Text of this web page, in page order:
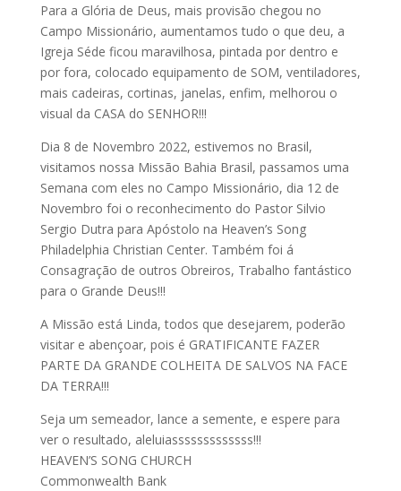
Para a Glória de Deus, mais provisão chegou no
Campo Missionário, aumentamos tudo o que deu, a
Igreja Séde ficou maravilhosa, pintada por dentro e
por fora, colocado equipamento de SOM, ventiladores,
mais cadeiras, cortinas, janelas, enfim, melhorou o
visual da CASA do SENHOR!!!
Dia 8 de Novembro 2022, estivemos no Brasil,
visitamos nossa Missão Bahia Brasil, passamos uma
Semana com eles no Campo Missionário, dia 12 de
Novembro foi o reconhecimento do Pastor Silvio
Sergio Dutra para Apóstolo na Heaven’s Song
Philadelphia Christian Center. Também foi á
Consagração de outros Obreiros, Trabalho fantástico
para o Grande Deus!!!
A Missão está Linda, todos que desejarem, poderão
visitar e abençoar, pois é GRATIFICANTE FAZER
PARTE DA GRANDE COLHEITA DE SALVOS NA FACE
DA TERRA!!!
Seja um semeador, lance a semente, e espere para
ver o resultado, aleluiasssssssssssss!!!
HEAVEN’S SONG CHURCH
Commonwealth Bank